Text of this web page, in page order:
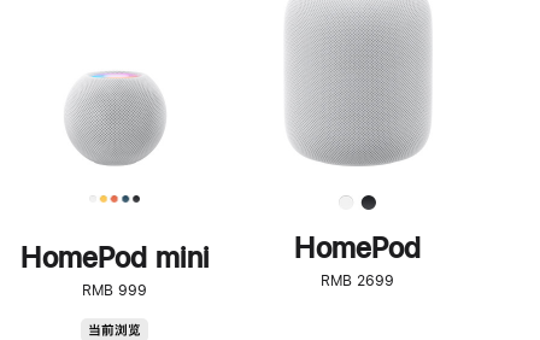
HomePod mini
RMB 999
当前浏览
了
解
HomePod<
HomePod
RMB 2699